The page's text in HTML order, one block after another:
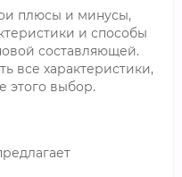
плюсы и минусы,
и способы
составляющей.
все характеристики,
этого выбор.